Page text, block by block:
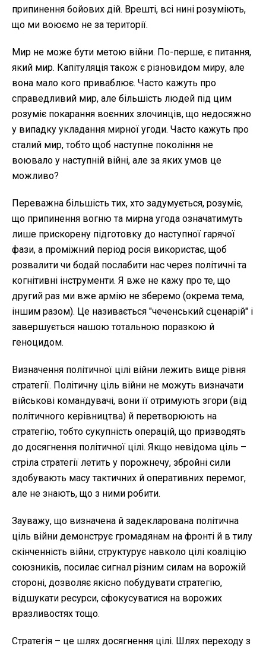
припинення бойових дій. Врешті, всі нині розуміють,
що ми воюємо не за території.
Мир не може бути метою війни. По-перше, є питання,
який мир. Капітуляція також є різновидом миру, але
вона мало кого приваблює. Часто кажуть про
справедливий мир, але більшість людей під цим
розуміє покарання воєнних злочинців, що недосяжно
у випадку укладання мирної угоди. Часто кажуть про
сталий мир, тобто щоб наступне покоління не
воювало у наступній війні, але за яких умов це
можливо?
Переважна більшість тих, хто задумується, розуміє,
що припинення вогню та мирна угода означатимуть
лише прискорену підготовку до наступної гарячої
фази, а проміжний період росія використає, щоб
розвалити чи бодай послабити нас через політичні та
когнітивні інструменти. Я вже не кажу про те, що
другий раз ми вже армію не зберемо (окрема тема,
іншим разом). Це називається "чеченський сценарій" і
завершується нашою тотальною поразкою й
геноцидом.
Визначення політичної цілі війни лежить вище рівня
стратегії. Політичну ціль війни не можуть визначати
військові командувачі, вони її отримують згори (від
політичного керівництва) й перетворюють на
стратегію, тобто сукупність операцій, що призводять
до досягнення політичної цілі. Якщо невідома ціль –
стріла стратегії летить у порожнечу, збройні сили
здобувають масу тактичних й оперативних перемог,
але не знають, що з ними робити.
Зауважу, що визначена й задекларована політична
ціль війни демонструє громадянам на фронті й в тилу
скінченність війни, структурує навколо цілі коаліцію
союзників, посилає сигнал різним силам на ворожій
стороні, дозволяє якісно побудувати стратегію,
відшукати ресурси, сфокусуватися на ворожих
вразливостях тощо.
Стратегія – це шлях досягнення цілі. Шлях переходу з